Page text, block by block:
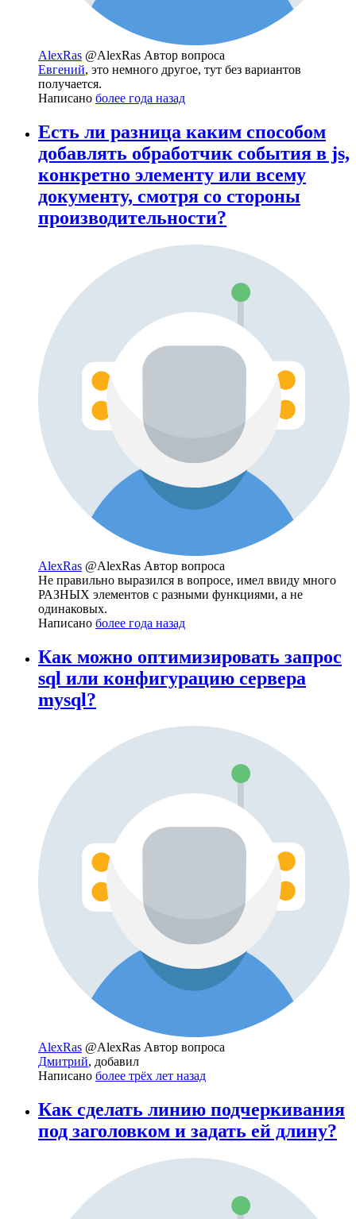
AlexRas @AlexRas Автор вопроса
Евгений, это немного другое, тут без вариантов
получается.
Написано более года назад
Есть ли разница каким способом
добавлять обработчик события в js,
конкретно элементу или всему
документу, смотря со стороны
производительности?
AlexRas @AlexRas Автор вопроса
Не правильно выразился в вопросе, имел ввиду много
РАЗНЫХ элементов с разными функциями, а не
одинаковых.
Написано более года назад
Как можно оптимизировать запрос
sql или конфигурацию сервера
mysql?
AlexRas @AlexRas Автор вопроса
Дмитрий, добавил
Написано более трёх лет назад
Как сделать линию подчеркивания
под заголовком и задать ей длину?